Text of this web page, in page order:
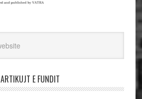
ARTIKUJT E FUNDIT